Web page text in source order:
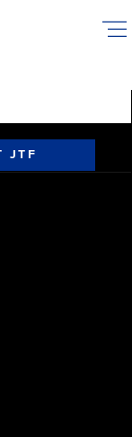
JTF